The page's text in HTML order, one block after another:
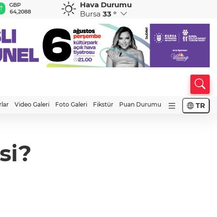
GBP
64,2088
CHF
58,8584
CAD
33,9615
Hava Durumu
Bursa 33 °
Video Galeri Foto Galeri Fikstür Puan Durumu TR